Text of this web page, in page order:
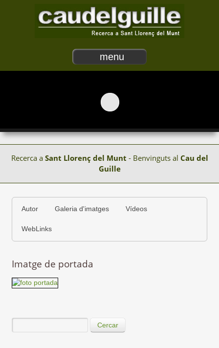
menu
Recerca a Sant Llorenç del Munt - Benvinguts al Cau del
Guille
Autor Galeria d'imatges Vídeos
WebLinks
Imatge de portada
Cercar